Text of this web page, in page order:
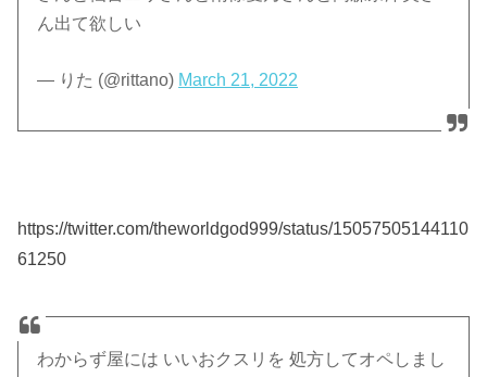
ん出て欲しい
— りた (@rittano) March 21, 2022
https://twitter.com/theworldgod999/status/15057505144110
61250
わからず屋には いいおクスリを 処方してオペしまし